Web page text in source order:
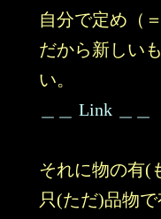
自分で定め（
だから新しい
い。
＿＿ Link ＿＿
それに物の有(
只(ただ)品物で